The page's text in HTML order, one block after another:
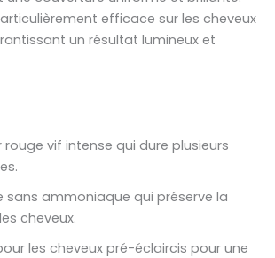
efficace sur les cheveux
un résultat lumineux et
rouge vif intense qui dure plusieurs
sans ammoniaque qui préserve la
cheveux.
les cheveux pré-éclaircis pour une